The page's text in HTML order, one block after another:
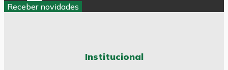
Receber novidades
Institucional